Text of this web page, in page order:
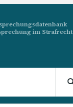
im Strafrecht